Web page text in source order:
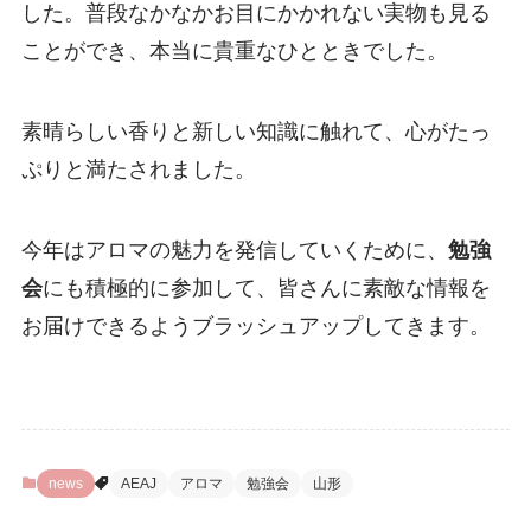
した。普段なかなかお目にかかれない実物も見る
ことができ、本当に貴重なひとときでした。
素晴らしい香りと新しい知識に触れて、心がたっ
ぷりと満たされました。
今年はアロマの魅力を発信していくために、 勉強
会にも積極的に参加して、皆さんに素敵な情報を
お届けできるようブラッシュアップしてきます。
news AEAJ アロマ 勉強会 山形